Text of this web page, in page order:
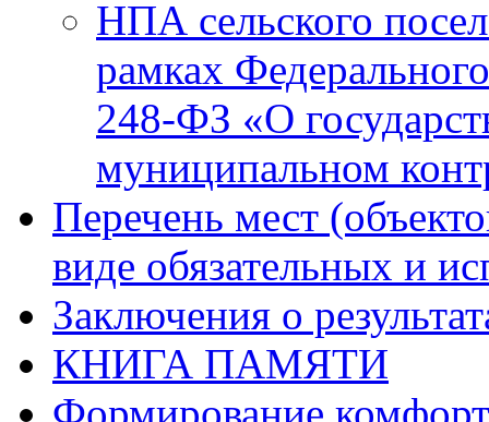
НПА сельского
рамках
248-ФЗ «О
муниципальном
Перечень мест
виде обязательных и
Заключения о
КНИГА ПАМЯТИ